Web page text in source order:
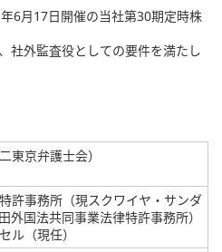
6月17日開催の当社第30期定時株
社外監査役としての要件を満たし
東京弁護士会）
許事務所（現スクワイヤ・サンダ
外国法共同事業法律特許事務所）
ル（現任）